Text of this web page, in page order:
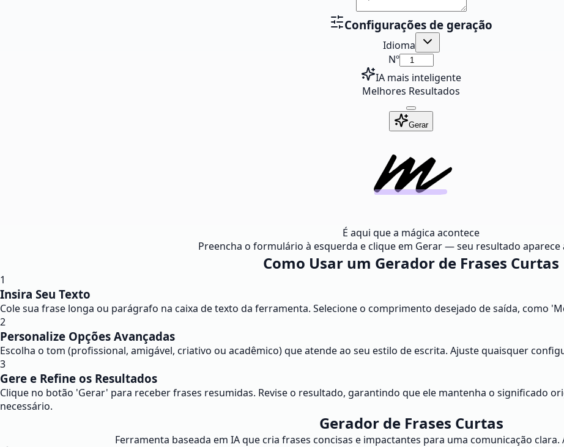
Configurações de geração
Idioma
Nº
IA mais inteligente
Melhores Resultados
Gerar
É aqui que a mágica acontece
Preencha o formulário à esquerda e clique em Gerar — seu resultado aparece
Como Usar um Gerador de Frases Curtas
1
Insira Seu Texto
Cole sua frase longa ou parágrafo na caixa de texto da ferramenta. Selecione o comprimento desejado de saída, como
2
Personalize Opções Avançadas
Escolha o tom (profissional, amigável, criativo ou acadêmico) que atende ao seu estilo de escrita. Ajuste quaisquer
3
Gere e Refine os Resultados
Clique no botão 'Gerar' para receber frases resumidas. Revise o resultado, garantindo que ele mantenha o significado
necessário.
Gerador de Frases Curtas
Ferramenta baseada em IA que cria frases concisas e impactantes para uma comunicação